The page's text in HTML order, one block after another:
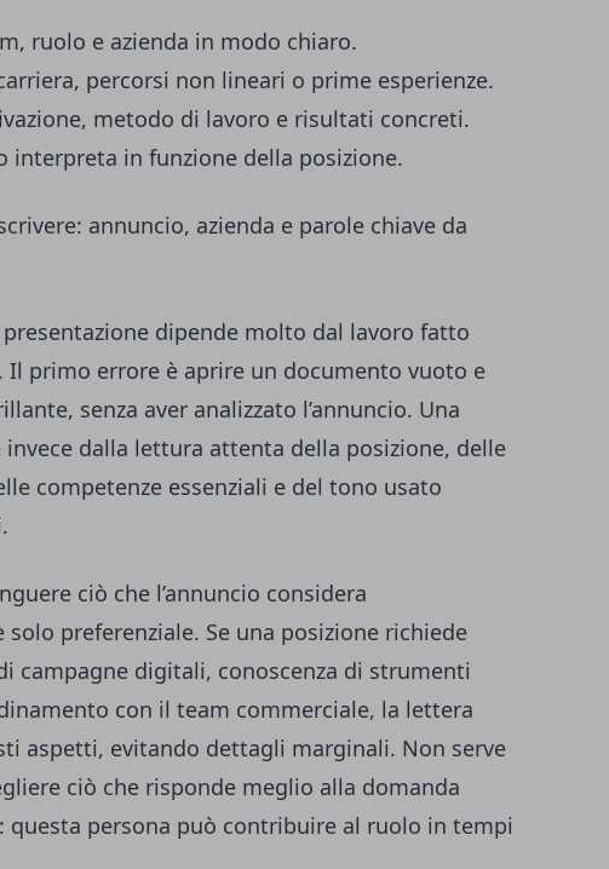
ruolo e azienda in modo chiaro.
percorsi non lineari o prime esperienze.
metodo di lavoro e risultati concreti.
interpreta in funzione della posizione.
annuncio, azienda e parole chiave da
dipende molto dal lavoro fatto
Il primo errore è aprire un documento vuoto e
senza aver analizzato l’annuncio. Una
invece dalla lettura attenta della posizione, delle
competenze essenziali e del tono usato
ciò che l’annuncio considera
preferenziale. Se una posizione richiede
campagne digitali, conoscenza di strumenti
con il team commerciale, la lettera
aspetti, evitando dettagli marginali. Non serve
ciò che risponde meglio alla domanda
questa persona può contribuire al ruolo in tempi